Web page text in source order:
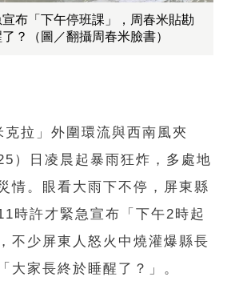
布「下午停班課」，周春米貼勘
？（圖／翻攝周春米臉書）
拉」外圍環流與西南風夾
）日凌晨起暴雨狂炸，多處地
情。眼看大雨下不停，屏東縣
時許才緊急宣布「下午2時起
不少屏東人怒火中燒灌爆縣長
大家長終於睡醒了？」。